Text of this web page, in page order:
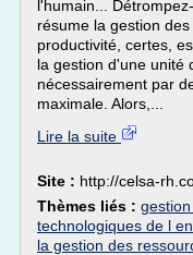
l'humain...
résume la gestion
productivité, certes,
la gestion d'une unité
nécessairement par
maximale. Alors,...
Lire la suite
Site : http://celsa-
Thèmes liés :
technologiques de l
la gestion des